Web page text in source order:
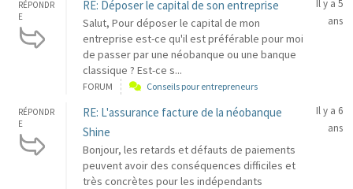
RÉPONDR
E
RE: Déposer le capital de son entreprise
Salut, Pour déposer le capital de mon
entreprise est-ce qu'il est préférable pour moi
de passer par une néobanque ou une banque
classique ? Est-ce s...
Il y a 5
ans
FORUM Conseils pour entrepreneurs
RÉPONDR
E
RE: L'assurance facture de la néobanque
Shine
Bonjour, les retards et défauts de paiements
peuvent avoir des conséquences difficiles et
très concrètes pour les indépendants
Il y a 6
ans